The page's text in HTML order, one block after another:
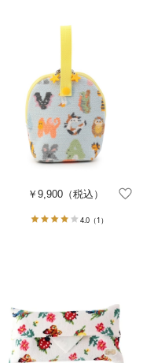
￥9,900（税込）
4.0（1）